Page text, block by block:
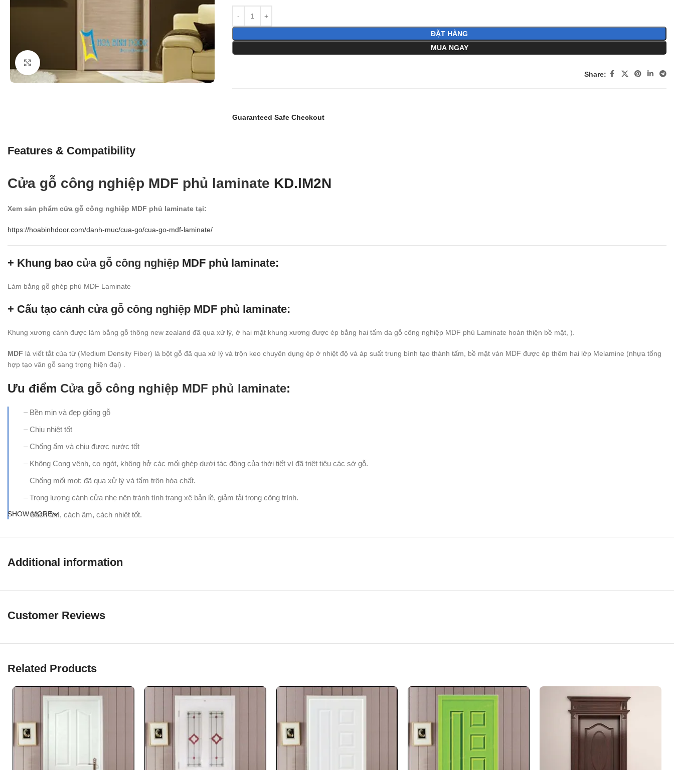
Click to enlarge
ĐẶT HÀNG
MUA NGAY
Share:
Guaranteed Safe Checkout
Features & Compatibility
Cửa gỗ công nghiệp MDF phủ laminate KD.lM2N
Xem sản phẩm cửa gỗ công nghiệp MDF phủ laminate tại:
https://hoabinhdoor.com/danh-muc/cua-go/cua-go-mdf-laminate/
+ Khung bao cửa gỗ công nghiệp MDF phủ laminate:
Làm bằng gỗ ghép phủ MDF Laminate
+ Cấu tạo cánh cửa gỗ công nghiệp MDF phủ laminate:
Khung xương cánh được làm bằng gỗ thông new zealand đã qua xử lý, ở hai mặt khung xương được ép bằng hai tấm da gỗ công nghiệp MDF phủ Laminate hoàn thiện bề mặt, ).
MDF là viết tắt của từ (Medium Density Fiber) là bột gỗ đã qua xử lý và trộn keo chuyên dụng ép ở nhiệt độ và áp suất trung bình tạo thành tấm, bề mặt ván MDF được ép thêm hai lớp Melamine (nhựa tổng
hợp tạo vân gỗ sang trọng hiện đại) .
Ưu điểm Cửa gỗ công nghiệp MDF phủ laminate:
– Bền mịn và đẹp giống gỗ
– Chịu nhiệt tốt
– Chống ẩm và chịu được nước tốt
– Không Cong vênh, co ngót, không hở các mối ghép dưới tác động của thời tiết vì đã triệt tiêu các sớ gỗ.
– Chống mối mọt: đã qua xử lý và tẩm trộn hóa chất.
– Trọng lượng cánh cửa nhẹ nên tránh tình trạng xệ bản lề, giảm tải trọng công trình.
– Cách âm, cách âm, cách nhiệt tốt.
– Sản xuất nhanh
HỆ THỐNG XƯỞNG SẢN XUẤT
Số 361 TX25, Phường Thạnh Xuân, Q12, TP. HCM.
K2-39, Tổ 48, KP 3, Nguyễn Tri Phương, Phường Bửu Hòa, Thành phố Biên Hoà, Tỉnh Đồng Nai
Web:
kingdoor.com.vn –
hoabinhdoor.com
Email :
dongpham.hoabinhdoor@gmail.com
SHOW MORE
Additional information
Customer Reviews
Related Products